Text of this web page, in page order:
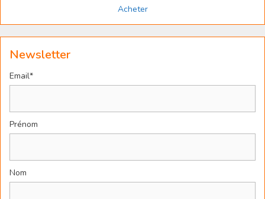
Acheter
Newsletter
Email*
Prénom
Nom